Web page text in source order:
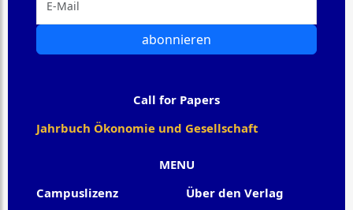
MENU
Campuslizenz
Über den Verlag
abonnieren
Call for Papers
Jahrbuch Ökonomie und Gesellschaft